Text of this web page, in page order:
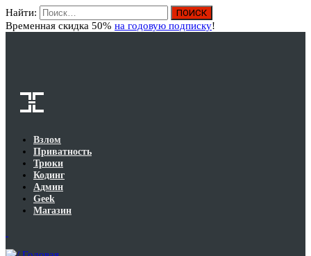
Найти:
Временная скидка 50% на годовую подписку!
Взлом
Приватность
Трюки
Кодинг
Админ
Geek
Магазин